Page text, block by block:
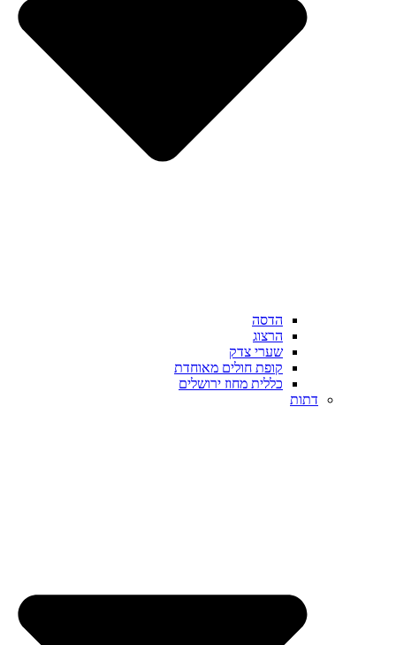
הדסה
הרצוג
שערי צדק
קופת חולים מאוחדת
כללית מחוז ירושלים
דתות